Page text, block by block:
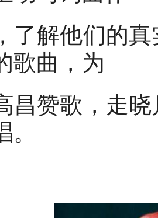
了解他们的
歌曲，为
昌赞歌，走